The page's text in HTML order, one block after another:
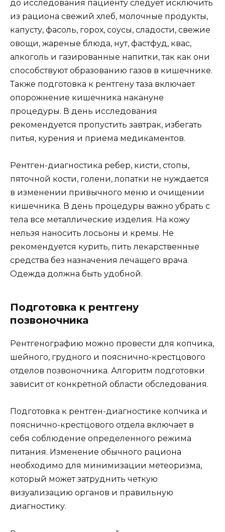
до исследования пациенту следует исключить
из рациона свежий хлеб, молочные продукты,
капусту, фасоль, горох, соусы, сладости, свежие
овощи, жареные блюда, нут, фастфуд, квас,
алкоголь и газированные напитки, так как они
способствуют образованию газов в кишечнике.
Также подготовка к рентгену таза включает
опорожнение кишечника накануне
процедуры. В день исследования
рекомендуется пропустить завтрак, избегать
питья, курения и приема медикаментов.
Рентген-диагностика ребер, кисти, стопы,
пяточной кости, голени, лопатки не нуждается
в изменении привычного меню и очищении
кишечника. В день процедуры важно убрать с
тела все металлические изделия. На кожу
нельзя наносить лосьоны и кремы. Не
рекомендуется курить, пить лекарственные
средства без назначения лечащего врача.
Одежда должна быть удобной.
Подготовка к рентгену
позвоночника
Рентгенографию можно провести для копчика,
шейного, грудного и пояснично-крестцового
отделов позвоночника. Алгоритм подготовки
зависит от конкретной области обследования.
Подготовка к рентген-диагностике копчика и
пояснично-крестцового отдела включает в
себя соблюдение определенного режима
питания. Изменение обычного рациона
необходимо для минимизации метеоризма,
который может затруднить четкую
визуализацию органов и правильную
диагностику.